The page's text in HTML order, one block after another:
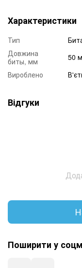
Характеристики
Тип
Довжина
биты, мм
50
Вироблено
Відгуки
Поширити у